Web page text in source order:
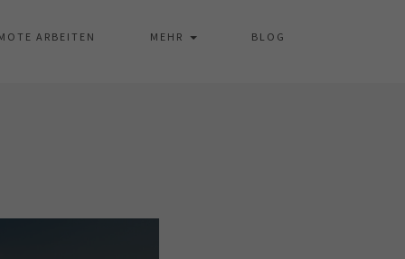
ARBEITEN MEHR BLOG